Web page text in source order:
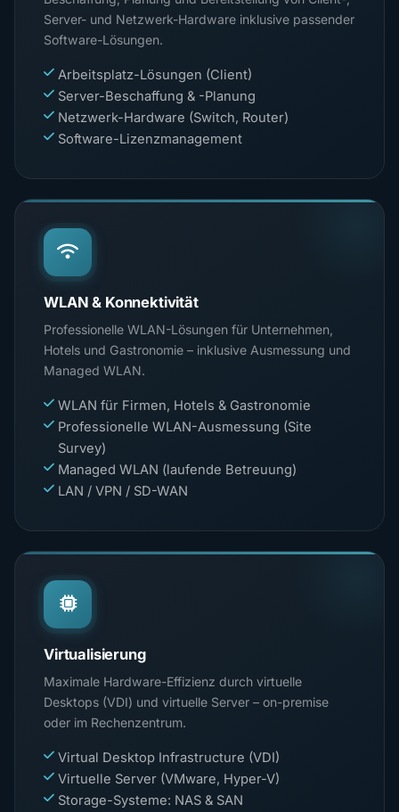
Server- und Netzwerk-Hardware inklusive passender
Software-Lösungen.
Arbeitsplatz-Lösungen (Client)
Server-Beschaffung & -Planung
Netzwerk-Hardware (Switch, Router)
Software-Lizenzmanagement
WLAN & Konnektivität
Professionelle WLAN-Lösungen für Unternehmen,
Hotels und Gastronomie – inklusive Ausmessung und
Managed WLAN.
WLAN für Firmen, Hotels & Gastronomie
Professionelle WLAN-Ausmessung (Site
Survey)
Managed WLAN (laufende Betreuung)
LAN / VPN / SD-WAN
Virtualisierung
Maximale Hardware-Effizienz durch virtuelle
Desktops (VDI) und virtuelle Server – on-premise
oder im Rechenzentrum.
Virtual Desktop Infrastructure (VDI)
Virtuelle Server (VMware, Hyper-V)
Storage-Systeme: NAS & SAN